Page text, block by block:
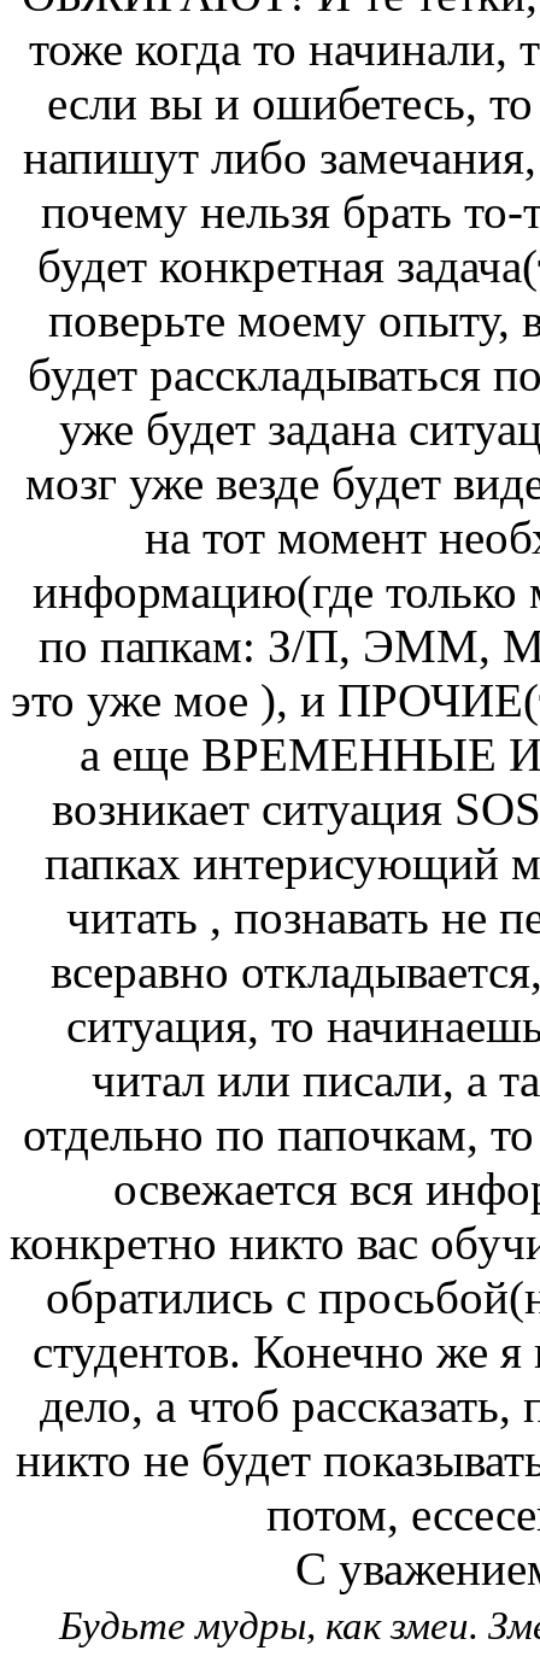
тоже когда то
если вы и ошибетесь,
напишут либо
почему нельзя брать
будет конкретная
поверьте моему опыту,
будет расскладываться
уже будет задана
мозг уже везде будет
на тот момент
информацию(где только
по папкам: З/П, ЭММ,
это уже мое ), и
а еще ВРЕМЕННЫЕ И
возникает ситуация
папках интерисующий
читать , познавать не
всеравно
ситуация, то
читал или писали, а
отдельно по папочкам,
освежается вся
конкретно никто вас
обратились с
студентов. Конечно же
дело, а чтоб
никто не будет
потом,
С
Будьте мудры, как змеи.